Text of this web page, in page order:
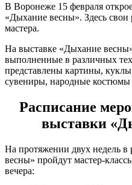
В Воронеже 15 февраля
«Дыхание весны». Здесь свои
мастера.
На выставке «Дыхание
выполненные в различных
представлены картины,
сувениры, народные костюмы
Расписание
выставки
На протяжении двух недель
весны» пройдут мастер-
вечера: